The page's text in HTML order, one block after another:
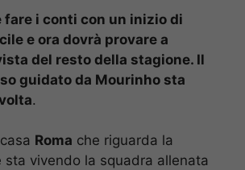
fare i conti con un inizio di
e ora dovrà provare a
del resto della stagione. Il
guidato da Mourinho sta
.
Roma che riguarda la
sta vivendo la squadra allenata